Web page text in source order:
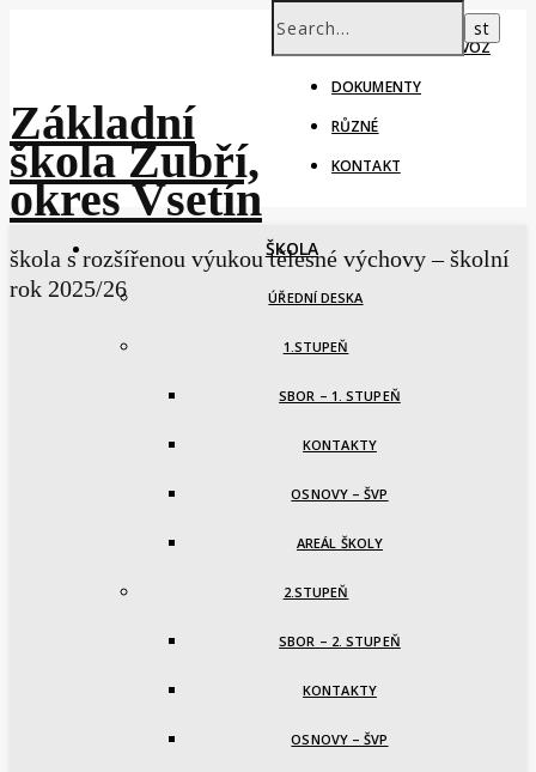
ŠKOLNÍ ROK – PROVOZ
DOKUMENTY
RŮZNÉ
KONTAKT
Základní
škola Zubří,
okres Vsetín
škola s rozšířenou výukou tělesné výchovy – školní
rok 2025/26
ŠKOLA
ÚŘEDNÍ DESKA
1.STUPEŇ
SBOR – 1. STUPEŇ
KONTAKTY
OSNOVY – ŠVP
AREÁL ŠKOLY
2.STUPEŇ
SBOR – 2. STUPEŇ
KONTAKTY
OSNOVY – ŠVP